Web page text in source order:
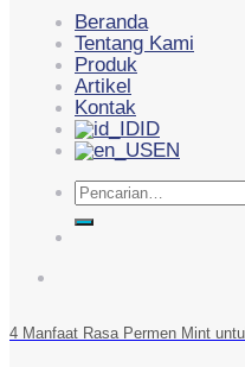
Beranda
Tentang Kami
Produk
Artikel
Kontak
ID
EN
Pencarian
untuk:
4 Manfaat Rasa Permen Mint